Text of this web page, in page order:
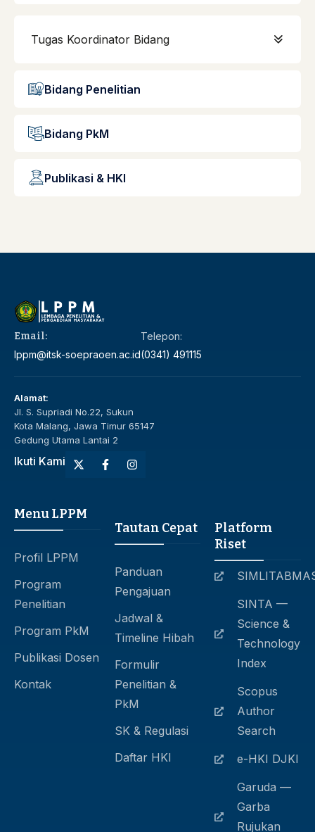
Bidang Penelitian
Bidang PkM
Publikasi & HKI
Tugas Koordinator Bidang
Email:
lppm@itsk-soepraoen.ac.id
Telepon:
(0341) 491115
Alamat:
Jl. S. Supriadi No.22, Sukun
Kota Malang, Jawa Timur 65147
Gedung Utama Lantai 2
Ikuti Kami
Menu LPPM
Profil LPPM
Program
Penelitian
Program PkM
Publikasi Dosen
Kontak
Tautan Cepat
Panduan
Pengajuan
Jadwal &
Timeline Hibah
Formulir
Penelitian &
PkM
SK & Regulasi
Daftar HKI
Platform
Riset
SINTA —
Science &
Technology
Index
Scopus
Author
Search
e-HKI DJKI
Garuda —
Garba
Rujukan